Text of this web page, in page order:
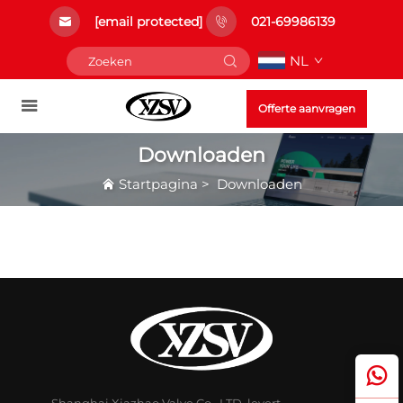
[email protected] 021-69986139
NL
Offerte aanvragen
Downloaden
Startpagina > Downloaden